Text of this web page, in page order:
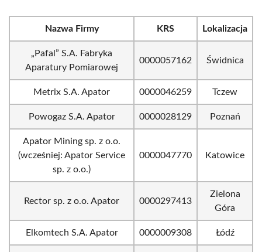
Nazwa Firmy KRS Lokalizacja
„Pafal” S.A. Fabryka
Aparatury Pomiarowej
0000057162 Świdnica
Metrix S.A. Apator 0000046259 Tczew
Powogaz S.A. Apator 0000028129 Poznań
Apator Mining sp. z o.o.
(wcześniej: Apator Service
sp. z o.o.)
0000047770 Katowice
Rector sp. z o.o. Apator 0000297413
Zielona
Góra
Elkomtech S.A. Apator 0000009308 Łódź